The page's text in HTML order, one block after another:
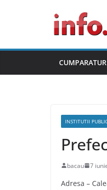
INSTITUTII
bacau 7
Adresa –